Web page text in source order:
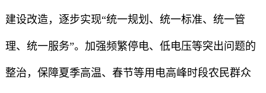
建设改造，逐步实现“统一规划、统一标准、统一管
理、统一服务”。加强频繁停电、低电压等突出问题的
整治，保障夏季高温、春节等用电高峰时段农民群众